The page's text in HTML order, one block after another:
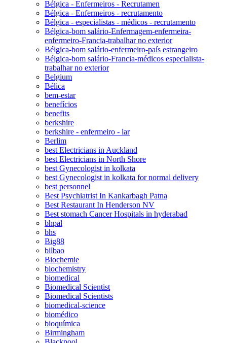
Bélgica - Enfermeiros - Recrutamen
Bélgica - Enfermeiros - recrutamento
Bélgica - especialistas - médicos - recrutamento
Bélgica-bom salário-Enfermagem-enfermeira-
enfermeiro-Francia-trabalhar no exterior
Bélgica-bom salário-enfermeiro-país estrangeiro
Bélgica-bom salário-Francia-médicos especialista-
trabalhar no exterior
Belgium
Bélica
bem-estar
benefícios
benefits
berkshire
berkshire - enfermeiro - lar
Berlim
best Electricians in Auckland
best Electricians in North Shore
best Gynecologist in kolkata
best Gynecologist in kolkata for normal delivery
best personnel
Best Psychiatrist In Kankarbagh Patna
Best Restaurant In Henderson NV
Best stomach Cancer Hospitals in hyderabad
bhpal
bhs
Big88
bilbao
Biochemie
biochemistry
biomedical
Biomedical Scientist
Biomedical Scientists
biomedical-science
biomédico
bioquímica
Birmingham